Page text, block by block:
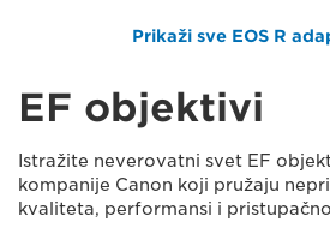
Prikaži sve EOS R
EF objektivi
Istražite neverovatni svet EF
kompanije Canon koji pružaju
kvaliteta, performansi i